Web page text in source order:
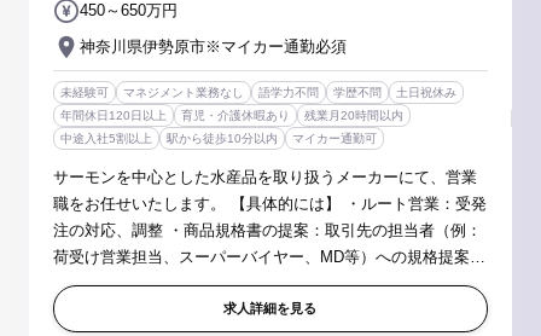
神奈川県伊勢原市※マイカー通勤必須
450～650万円
未経験可 マネジメント業務なし 語学力不問 学歴不問
土日祝休み
年間休日120日以上
育児・介護休暇あり
残業月20時間以内
中途入社5割以上
駅から徒歩10分以内 マイカー通勤可
サーモンを中心とした水産品を取り扱うメーカーにて、営業
職をお任せいたします。 【具体的には】 ・ルート営業：受発
注の対応、調整 ・商品規格書の提案：取引先の担当者（例：
荷受け営業担当、スーパーバイヤー、MD等）への規格提案
・新規取引先開拓 ・技能実習生の採用や管理 など ※既存取
引先への営業活動...
求人詳細を見る